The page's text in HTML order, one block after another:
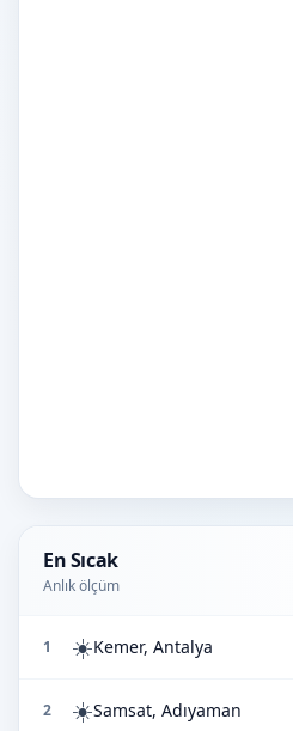
En Sıcak
Anlık ölçüm
1 ☀️Kemer, Antalya
2 ☀️Samsat, Adıyaman